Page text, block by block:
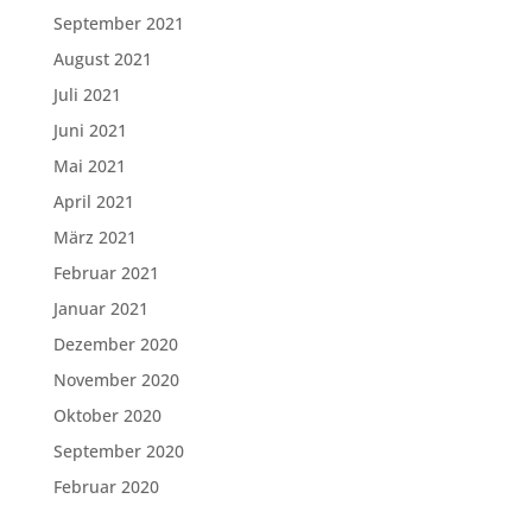
September 2021
August 2021
Juli 2021
Juni 2021
Mai 2021
April 2021
März 2021
Februar 2021
Januar 2021
Dezember 2020
November 2020
Oktober 2020
September 2020
Februar 2020